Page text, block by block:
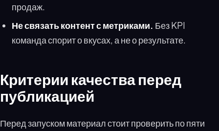
продаж.
Не связать контент с метриками. Без KPI
команда спорит о вкусах, а не о результате.
Критерии качества перед
публикацией
Перед запуском материал стоит проверить по пяти